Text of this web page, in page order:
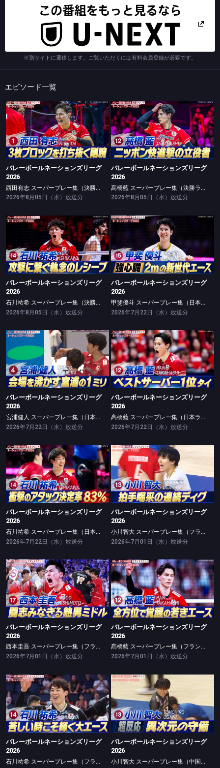
※別サイトに遷移します。ご覧いただくには有料会員登録が必要です。
エピソード一覧
バレーボールネーションズリーグ2026
西田有志 スーパープレー集（決勝ラウンド）
バレーボールネーションズリーグ
2026
西田有志 スーパープレー集（決勝ラウンド）
2026年8月05日（水）放送分
バレーボールネーションズリーグ2026
髙橋藍 スーパープレー集（決勝ラウンド）
バレーボールネーションズリーグ
2026
髙橋藍 スーパープレー集（決勝ラウンド）
2026年8月05日（水）放送分
バレーボールネーションズリーグ2026
石川祐希 スーパープレー集（決勝ラウンド）
バレーボールネーションズリーグ
2026
石川祐希 スーパープレー集（決勝ラウンド）
2026年8月05日（水）放送分
バレーボールネーションズリーグ2026
バレーボールネーションズリーグ
2026
甲斐優斗 スーパープレー集（日本ラウンド）
2026年7月22日（水）放送分
バレーボールネーションズリーグ2026
宮浦健人 スーパープレー集（日本ラウンド）
バレーボールネーションズリーグ
2026
宮浦健人 スーパープレー集（日本ラウンド）
2026年7月22日（水）放送分
バレーボールネーションズリーグ2026
髙橋藍 スーパープレー集（日本ラウンド）
バレーボールネーションズリーグ
2026
髙橋藍 スーパープレー集（日本ラウンド）
2026年7月22日（水）放送分
バレーボールネーションズリーグ2026
石川祐希 スーパープレー集（日本ラウンド）
バレーボールネーションズリーグ
2026
石川祐希 スーパープレー集（日本ラウンド）
2026年7月22日（水）放送分
バレーボールネーションズリーグ2026
バレーボールネーションズリーグ
2026
小川智大 スーパープレー集（フランスラウンド）
2026年7月01日（水）放送分
バレーボールネーションズリーグ2026
西本圭吾 スーパープレー集（フランスラウンド）
バレーボールネーションズリーグ
2026
西本圭吾 スーパープレー集（フランスラウンド）
2026年7月01日（水）放送分
バレーボールネーションズリーグ2026
髙橋藍 スーパープレー集（フランスラウンド）
バレーボールネーションズリーグ
2026
髙橋藍 スーパープレー集（フランスラウンド）
2026年7月01日（水）放送分
バレーボールネーションズリーグ2026
バレーボールネーションズリーグ
2026
石川祐希 スーパープレー集（フランスラウンド）
バレーボールネーションズリーグ2026
小川智大 スーパープレー集（中国ラウンド）
バレーボールネーションズリーグ
2026
小川智大 スーパープレー集（中国ラウンド）